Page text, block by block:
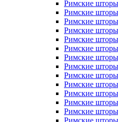
Римские
Римские
Римские
Римские шторы
Римские
Римские
Римские
Римские
Римские шторы
Римские
Римские
Римские
Римские
Римские